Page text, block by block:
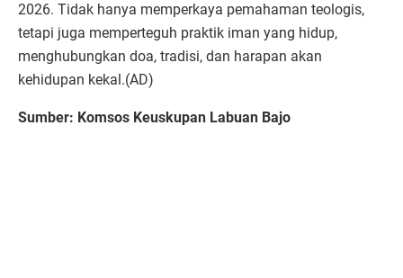
2026. Tidak hanya memperkaya pemahaman teologis,
tetapi juga memperteguh praktik iman yang hidup,
menghubungkan doa, tradisi, dan harapan akan
kehidupan kekal.(AD)
Sumber: Komsos Keuskupan Labuan Bajo